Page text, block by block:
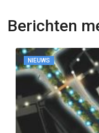
Berichten
NIEUWS